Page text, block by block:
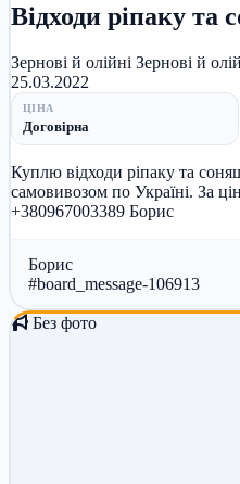
Відходи ріпаку
Зернові й олійні Зернові й
25.03.2022
ЦІНА
Договірна
Куплю відходи ріпаку та
самовивозом по Україні. За
+380967003389 Борис
Борис
#board_message-106913
Без фото